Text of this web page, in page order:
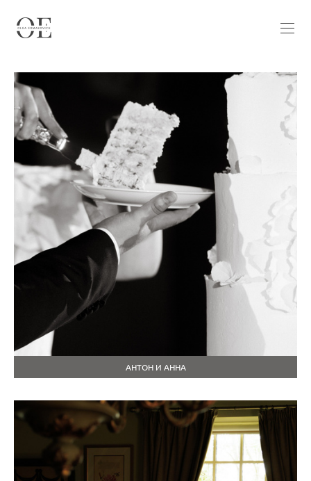
АНТОН И АННА